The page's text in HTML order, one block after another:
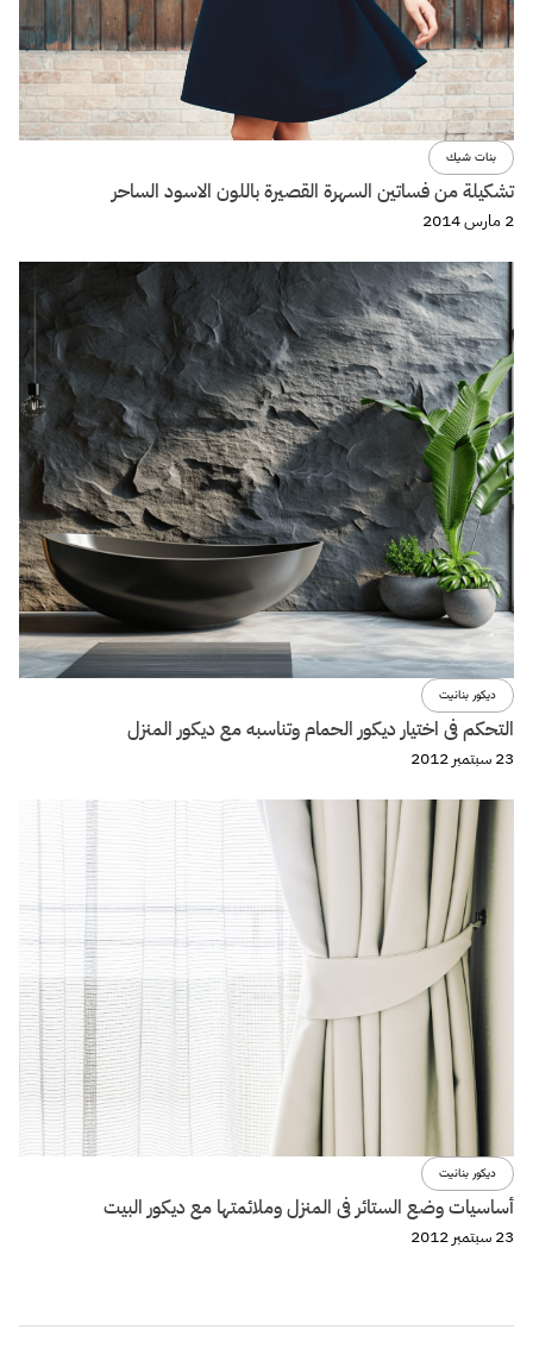
بنات شيك
تشكيلة من فساتين السهرة القصيرة باللون الاسود الساحر
2 مارس 2014
ديكور بنانيت
التحكم فى اختيار ديكور الحمام وتناسبه مع ديكور المنزل
23 سبتمبر 2012
ديكور بنانيت
أساسيات وضع الستائر فى المنزل وملائمتها مع ديكور البيت
23 سبتمبر 2012